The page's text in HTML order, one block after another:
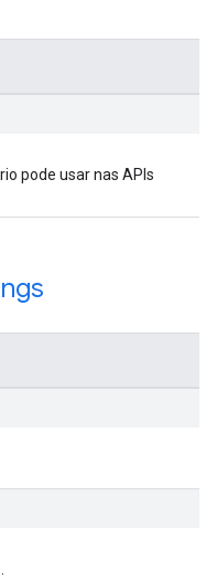
pode usar nas APIs